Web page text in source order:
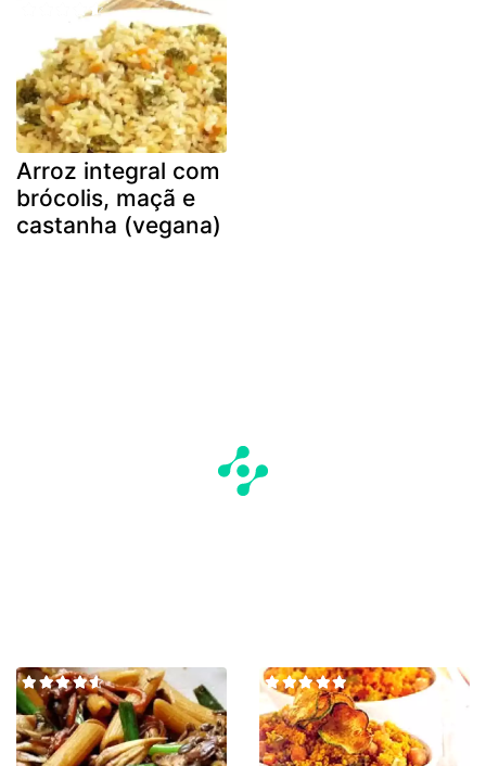
Arroz integral com
brócolis, maçã e
castanha (vegana)